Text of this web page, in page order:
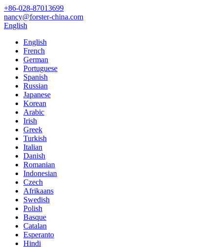
+86-028-87013699
nancy@forster-china.com
English
English
French
German
Portuguese
Spanish
Russian
Japanese
Korean
Arabic
Irish
Greek
Turkish
Italian
Danish
Romanian
Indonesian
Czech
Afrikaans
Swedish
Polish
Basque
Catalan
Esperanto
Hindi